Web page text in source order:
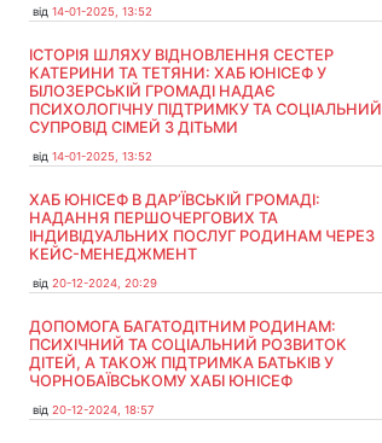
від 14-01-2025, 13:52
ІСТОРІЯ ШЛЯХУ ВІДНОВЛЕННЯ СЕСТЕР
КАТЕРИНИ ТА ТЕТЯНИ: ХАБ ЮНІСЕФ У
БІЛОЗЕРСЬКІЙ ГРОМАДІ НАДАЄ
ПСИХОЛОГІЧНУ ПІДТРИМКУ ТА СОЦІАЛЬНИЙ
СУПРОВІД СІМЕЙ З ДІТЬМИ
від 14-01-2025, 13:52
ХАБ ЮНІСЕФ В ДАР’ЇВСЬКІЙ ГРОМАДІ:
НАДАННЯ ПЕРШОЧЕРГОВИХ ТА
ІНДИВІДУАЛЬНИХ ПОСЛУГ РОДИНАМ ЧЕРЕЗ
КЕЙС-МЕНЕДЖМЕНТ
від 20-12-2024, 20:29
ДОПОМОГА БАГАТОДІТНИМ РОДИНАМ:
ПСИХІЧНИЙ ТА СОЦІАЛЬНИЙ РОЗВИТОК
ДІТЕЙ, А ТАКОЖ ПІДТРИМКА БАТЬКІВ У
ЧОРНОБАЇВСЬКОМУ ХАБІ ЮНІСЕФ
від 20-12-2024, 18:57